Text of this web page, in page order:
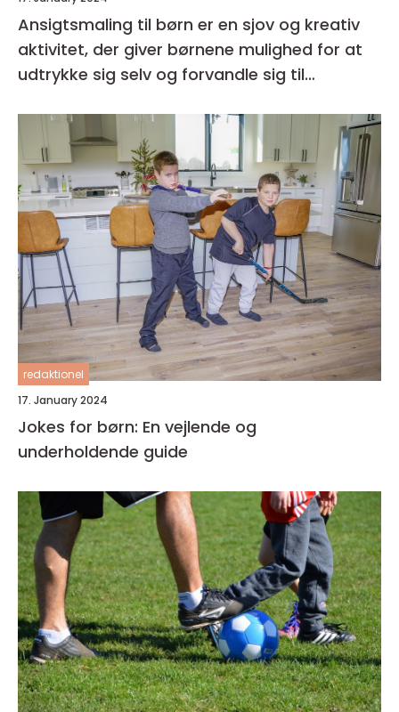
Ansigtsmaling til børn er en sjov og kreativ
aktivitet, der giver børnene mulighed for at
udtrykke sig selv og forvandle sig til
redaktionel
17. January 2024
Jokes for børn: En vejlende og
underholdende guide